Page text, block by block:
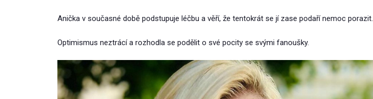
Anička v současné době podstupuje léčbu a věří, že tentokrát se jí zase podaří nemoc porazit.
Optimismus neztrácí a rozhodla se podělit o své pocity se svými fanoušky.